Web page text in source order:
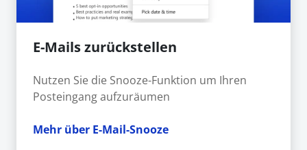
E-Mails zurückstellen
Nutzen Sie die Snooze-Funktion um Ihren
Posteingang aufzuräumen
Mehr über E-Mail-Snooze